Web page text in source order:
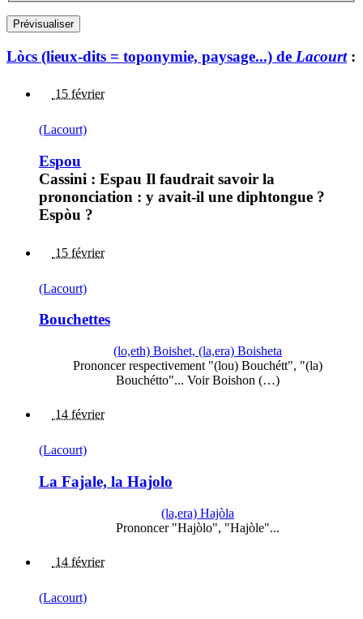
Lòcs (lieux-dits = toponymie, paysage...) de Lacourt:
15 février
(Lacourt)
Espou
Cassini : Espau Il faudrait savoir la
prononciation : y avait-il une diphtongue ?
Espòu ?
15 février
(Lacourt)
Bouchettes
(lo,eth) Boishet, (la,era) Boisheta
Prononcer respectivement "(lou) Bouchétt", "(la)
Bouchétto"... Voir Boishon (…)
14 février
(Lacourt)
La Fajale, la Hajolo
(la,era) Hajòla
Prononcer "Hajòlo", "Hajòle"...
14 février
(Lacourt)